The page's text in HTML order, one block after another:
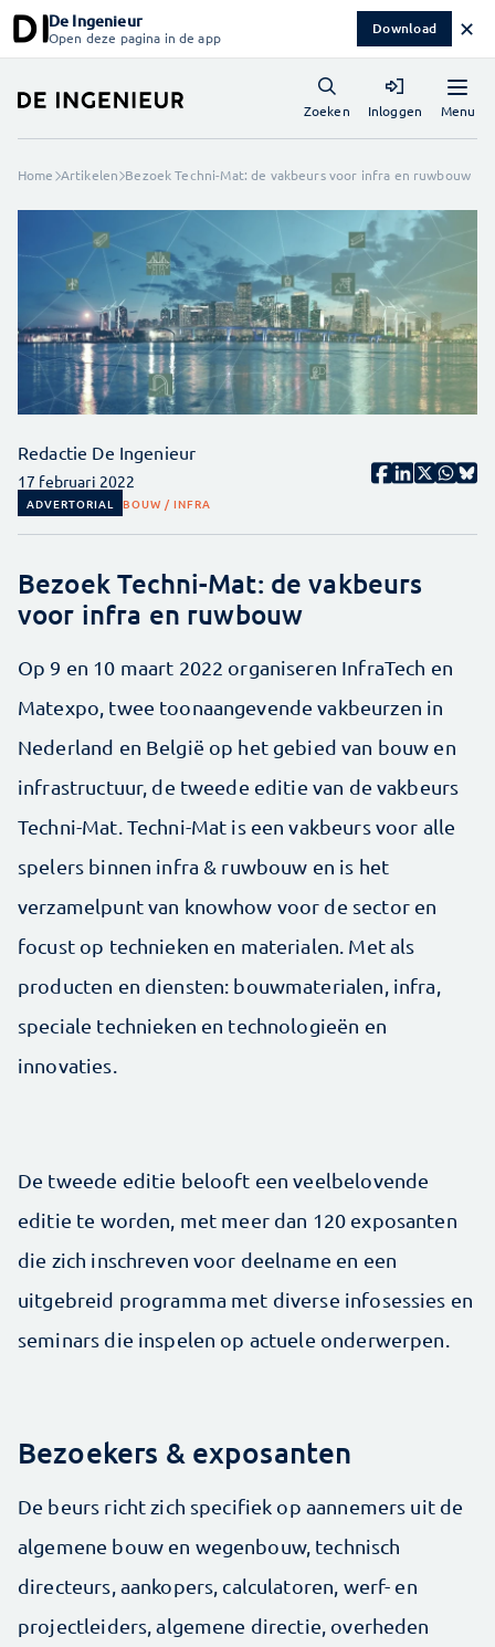
De Ingenieur
Open deze pagina in de app Download ✕
Menu
Zoeken Inloggen
Home Artikelen Bezoek Techni-Mat: de vakbeurs voor infra en ruwbouw
Redactie De Ingenieur
17 februari 2022
ADVERTORIAL BOUW / INFRA
Bezoek Techni-Mat: de vakbeurs
voor infra en ruwbouw
Op 9 en 10 maart 2022 organiseren InfraTech en
Matexpo, twee toonaangevende vakbeurzen in
Nederland en België op het gebied van bouw en
infrastructuur, de tweede editie van de vakbeurs
Techni-Mat. Techni-Mat is een vakbeurs voor alle
spelers binnen infra & ruwbouw en is het
verzamelpunt van knowhow voor de sector en
focust op technieken en materialen. Met als
producten en diensten: bouwmaterialen, infra,
speciale technieken en technologieën en
innovaties.
De tweede editie belooft een veelbelovende
editie te worden, met meer dan 120 exposanten
die zich inschreven voor deelname en een
uitgebreid programma met diverse infosessies en
seminars die inspelen op actuele onderwerpen.
Bezoekers & exposanten
De beurs richt zich specifiek op aannemers uit de
algemene bouw en wegenbouw, technisch
directeurs, aankopers, calculatoren, werf- en
projectleiders, algemene directie, overheden